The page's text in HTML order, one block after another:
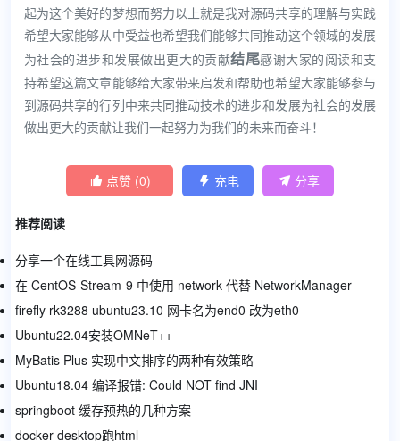
起为这个美好的梦想而努力以上就是我对源码共享的理解与实践
希望大家能够从中受益也希望我们能够共同推动这个领域的发展
为社会的进步和发展做出更大的贡献结尾感谢大家的阅读和支
持希望这篇文章能够给大家带来启发和帮助也希望大家能够参与
到源码共享的行列中来共同推动技术的进步和发展为社会的发展
做出更大的贡献让我们一起努力为我们的未来而奋斗！
 点赞 (0)  充电  分享
推荐阅读
分享一个在线工具网源码
在 CentOS-Stream-9 中使用 network 代替 NetworkManager
firefly rk3288 ubuntu23.10 网卡名为end0 改为eth0
Ubuntu22.04安装OMNeT++
MyBatis Plus 实现中文排序的两种有效策略
Ubuntu18.04 编译报错: Could NOT find JNI
springboot 缓存预热的几种方案
docker desktop跑html